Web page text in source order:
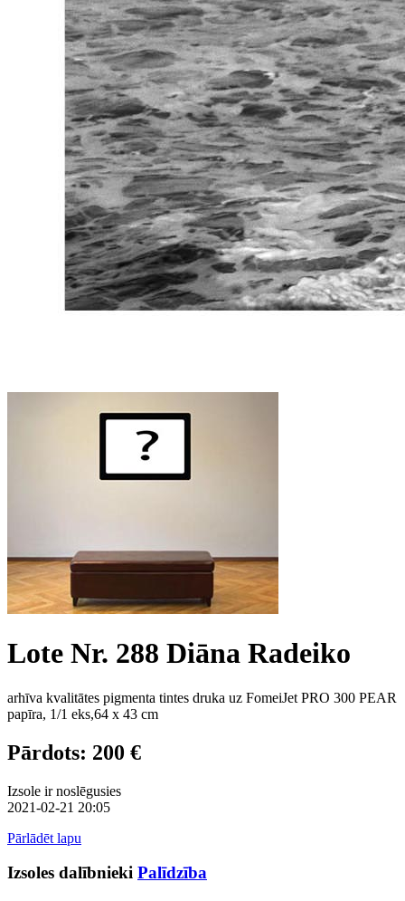
Lote Nr. 288 Diāna Radeiko
arhīva kvalitātes pigmenta tintes druka uz FomeiJet PRO 300 PEAR
papīra, 1/1 eks,64 x 43 cm
Pārdots: 200 €
Izsole ir noslēgusies
2021-02-21 20:05
Pārlādēt lapu
Izsoles dalībnieki Palīdzība